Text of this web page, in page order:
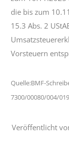
die bis zum
15.3 Abs. 2
Vorsteuern
Quelle:BMF-
7300/00080/004/
Veröffentlicht